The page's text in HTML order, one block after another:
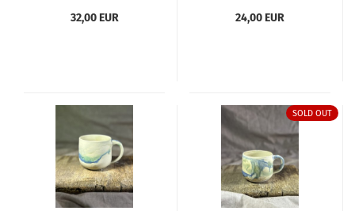
32,00 EUR 24,00 EUR
SOLD OUT